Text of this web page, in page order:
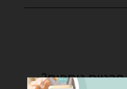
נוספים?